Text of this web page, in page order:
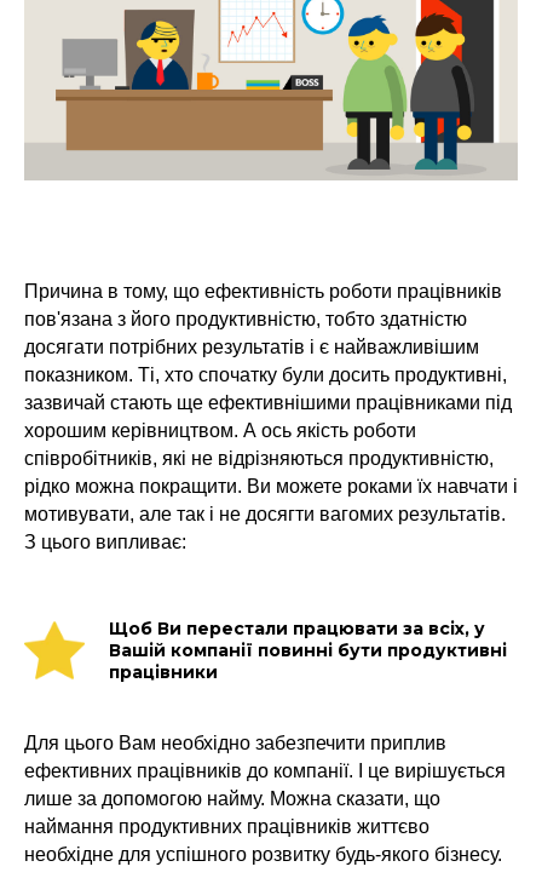
Причина в тому, що ефективність роботи працівників
пов'язана з його продуктивністю, тобто здатністю
досягати потрібних результатів і є найважливішим
показником. Ті, хто спочатку були досить продуктивні,
зазвичай стають ще ефективнішими працівниками під
хорошим керівництвом. А ось якість роботи
співробітників, які не відрізняються продуктивністю,
рідко можна покращити. Ви можете роками їх навчати і
мотивувати, але так і не досягти вагомих результатів.
З цього випливає:
Щоб Ви перестали працювати за всіх, у
Вашій компанії повинні бути продуктивні
працівники
Для цього Вам необхідно забезпечити приплив
ефективних працівників до компанії. І це вирішується
лише за допомогою найму. Можна сказати, що
наймання продуктивних працівників життєво
необхідне для успішного розвитку будь-якого бізнесу.